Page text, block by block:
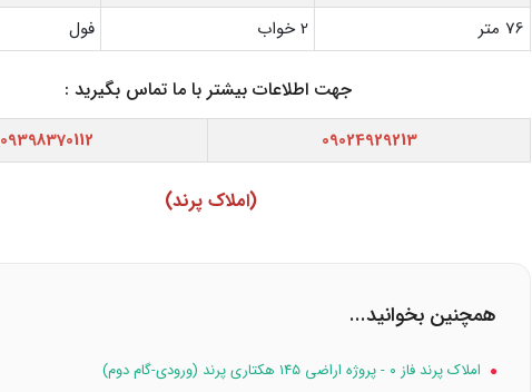
76 متر
2 خواب فول
جهت اطلاعات بیشتر با ما تماس بگیرید :
09024929213
09398370112
(املاک پرند)
همچنین بخوانید...
املاک پرند فاز ۰ - پروژه اراضی ۱۴۵ هکتاری پرند (ورودی-گام دوم)